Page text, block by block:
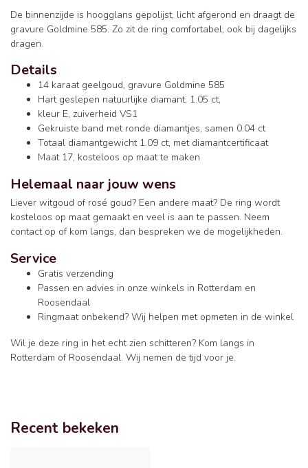
De binnenzijde is hoogglans gepolijst, licht afgerond en draagt de
gravure Goldmine 585. Zo zit de ring comfortabel, ook bij dagelijks
dragen.
Details
14 karaat geelgoud, gravure Goldmine 585
Hart geslepen natuurlijke diamant, 1.05 ct,
kleur E, zuiverheid VS1
Gekruiste band met ronde diamantjes, samen 0.04 ct
Totaal diamantgewicht 1.09 ct, met diamantcertificaat
Maat 17, kosteloos op maat te maken
Helemaal naar jouw wens
Liever witgoud of rosé goud? Een andere maat? De ring wordt
kosteloos op maat gemaakt en veel is aan te passen. Neem
contact op of kom langs, dan bespreken we de mogelijkheden.
Service
Gratis verzending
Passen en advies in onze winkels in Rotterdam en
Roosendaal
Ringmaat onbekend? Wij helpen met opmeten in de winkel
Wil je deze ring in het echt zien schitteren? Kom langs in
Rotterdam of Roosendaal. Wij nemen de tijd voor je.
Recent bekeken